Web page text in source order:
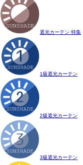
遮光カーテン 特集
1級遮光カーテン
2級遮光カーテン
3級遮光カーテン